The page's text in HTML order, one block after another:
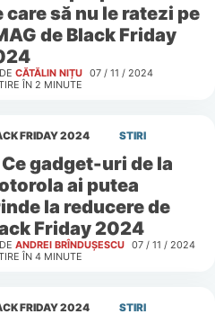
care să nu le ratezi pe
de Black Friday
DE CĂTĂLIN NIȚU 07 / 11 / 2024
ÎN 2 MINUTE
FRIDAY 2024 STIRI
Ce gadget-uri de la
ai putea
la reducere de
Friday 2024
DE ANDREI BRÎNDUȘESCU 07 / 11 / 2024
ÎN 4 MINUTE
FRIDAY 2024 STIRI